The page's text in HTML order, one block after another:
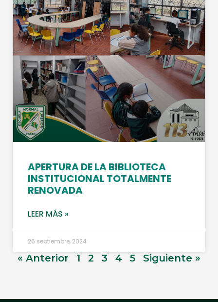
APERTURA DE LA BIBLIOTECA
INSTITUCIONAL TOTALMENTE
RENOVADA
LEER MÁS »
26 septiembre, 2024
« Anterior 1 2 3 4 5 Siguiente »